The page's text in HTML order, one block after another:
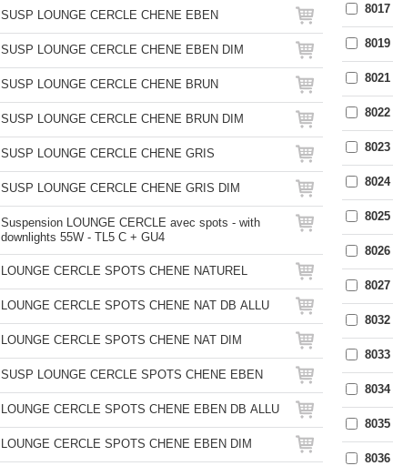
SUSP LOUNGE CERCLE CHENE EBEN
SUSP LOUNGE CERCLE CHENE EBEN DIM
SUSP LOUNGE CERCLE CHENE BRUN
SUSP LOUNGE CERCLE CHENE BRUN DIM
SUSP LOUNGE CERCLE CHENE GRIS
SUSP LOUNGE CERCLE CHENE GRIS DIM
Suspension LOUNGE CERCLE avec spots - with
downlights 55W - TL5 C + GU4
LOUNGE CERCLE SPOTS CHENE NATUREL
LOUNGE CERCLE SPOTS CHENE NAT DB ALLU
LOUNGE CERCLE SPOTS CHENE NAT DIM
SUSP LOUNGE CERCLE SPOTS CHENE EBEN
LOUNGE CERCLE SPOTS CHENE EBEN DB ALLU
LOUNGE CERCLE SPOTS CHENE EBEN DIM
8017
8019
8021
8022
8023
8024
8025
8026
8027
8032
8033
8034
8035
8036